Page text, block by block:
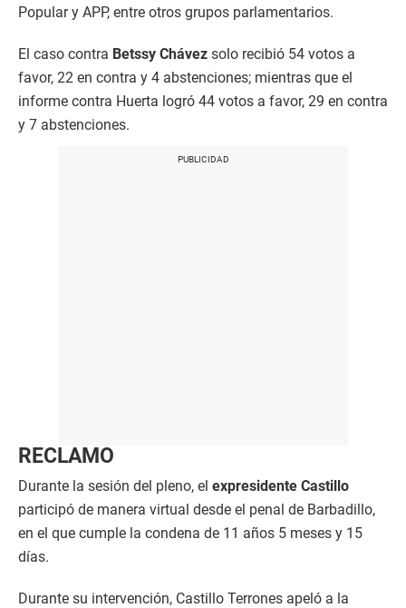
Popular y APP, entre otros grupos parlamentarios.
El caso contra Betssy Chávez solo recibió 54 votos a
favor, 22 en contra y 4 abstenciones; mientras que el
informe contra Huerta logró 44 votos a favor, 29 en contra
y 7 abstenciones.
RECLAMO
Durante la sesión del pleno, el expresidente Castillo
participó de manera virtual desde el penal de Barbadillo,
en el que cumple la condena de 11 años 5 meses y 15
días.
Durante su intervención, Castillo Terrones apeló a la